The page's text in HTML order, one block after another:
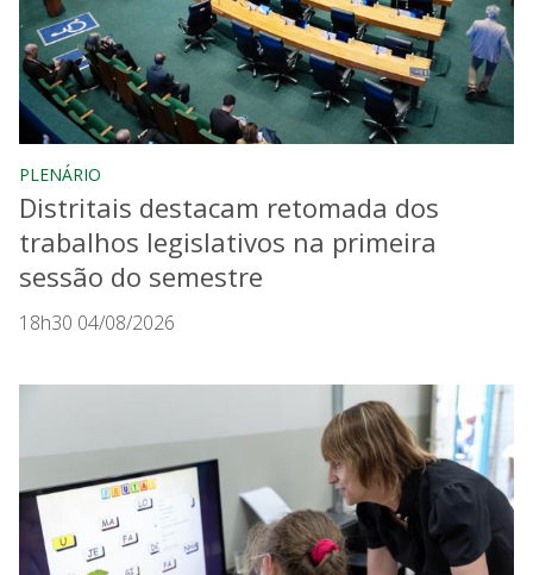
PLENÁRIO
Distritais destacam retomada dos
trabalhos legislativos na primeira
sessão do semestre
18h30 04/08/2026